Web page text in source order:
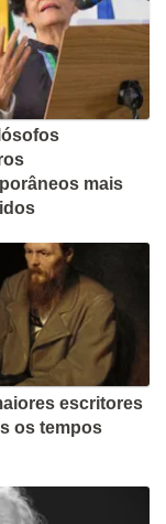
mais
escritores
os tempos